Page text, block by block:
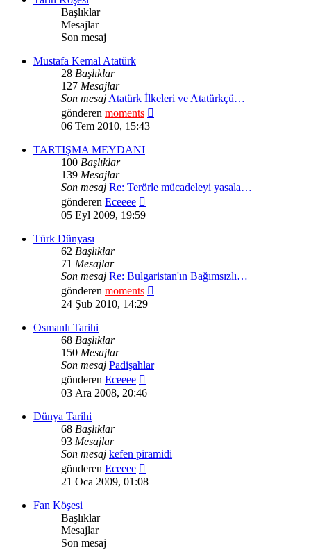
Başlıklar
Mesajlar
Son mesaj
Mustafa Kemal Atatürk
28 Başlıklar
127 Mesajlar
Son mesajAtatürk İlkeleri ve Atatürkçü…
gönderen moments
06 Tem 2010, 15:43
TARTIŞMA MEYDANI
100 Başlıklar
139 Mesajlar
Son mesaj Re: Terörle mücadeleyi yasala…
gönderen Eceeee
mesajı
05 Eyl 2009, 19:59
Türk Dünyası
62 Başlıklar
71 Mesajlar
Son mesaj Re: Bulgaristan'ın Bağımsızlı…
gönderen moments
24 Şub 2010, 14:29
Osmanlı Tarihi
68 Başlıklar
150 Mesajlar
Son mesaj Padişahlar
gönderen Eceeee
mesajı
03 Ara 2008, 20:46
Dünya Tarihi
68 Başlıklar
93 Mesajlar
Son mesaj kefen piramidi
gönderen Eceeee
mesajı
21 Oca 2009, 01:08
Fan Köşesi
Başlıklar
Mesajlar
Son mesaj